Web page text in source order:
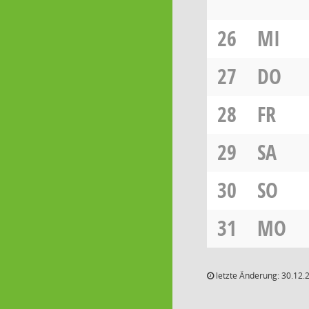
26
MI
27
DO
28
FR
29
SA
30
SO
31
MO
letzte Änderung: